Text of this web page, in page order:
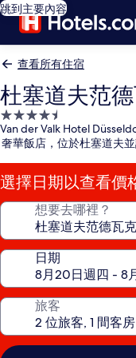
跳到主要內容
查看所有住宿
杜塞道夫范
4.5
星
級
住
宿
Van der Valk Hotel
奢華飯店，位於杜塞道夫
選擇日期以查看價
想要去哪裡？
日期
旅客